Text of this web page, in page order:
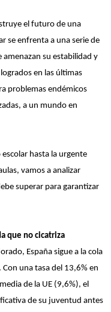
el futuro de una
se enfrenta a una serie de
su estabilidad y
en las últimas
problemas endémicos
a un mundo en
hasta la urgente
vamos a analizar
superar para garantizar
que no cicatriza
España sigue a la cola
una tasa del 13,6% en
de la UE (9,6%), el
de su juventud antes